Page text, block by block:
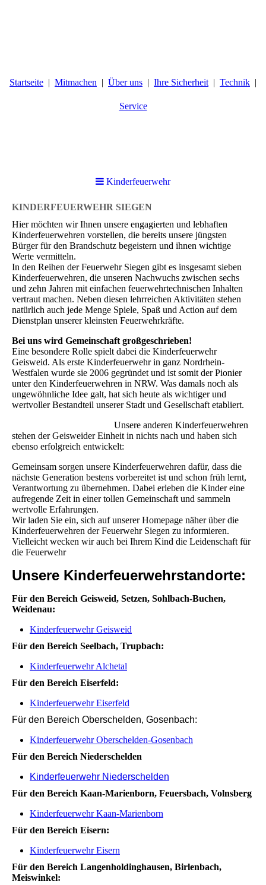
Startseite Mitmachen Über uns Ihre Sicherheit Technik
Service
Kinderfeuerwehr
KINDERFEUERWEHR SIEGEN
Hier möchten wir Ihnen unsere engagierten und lebhaften
Kinderfeuerwehren vorstellen, die bereits unsere jüngsten
Bürger für den Brandschutz begeistern und ihnen wichtige
Werte vermitteln.
In den Reihen der Feuerwehr Siegen gibt es insgesamt sieben
Kinderfeuerwehren, die unseren Nachwuchs zwischen sechs
und zehn Jahren mit einfachen feuerwehrtechnischen Inhalten
vertraut machen. Neben diesen lehrreichen Aktivitäten stehen
natürlich auch jede Menge Spiele, Spaß und Action auf dem
Dienstplan unserer kleinsten Feuerwehrkräfte.
Bei uns wird Gemeinschaft großgeschrieben!
Eine besondere Rolle spielt dabei die Kinderfeuerwehr
Geisweid. Als erste Kinderfeuerwehr in ganz Nordrhein-
Westfalen wurde sie 2006 gegründet und ist somit der Pionier
unter den Kinderfeuerwehren in NRW. Was damals noch als
ungewöhnliche Idee galt, hat sich heute als wichtiger und
wertvoller Bestandteil unserer Stadt und Gesellschaft etabliert.
Unsere anderen Kinderfeuerwehren
stehen der Geisweider Einheit in nichts nach und haben sich
ebenso erfolgreich entwickelt:
Gemeinsam sorgen unsere Kinderfeuerwehren dafür, dass die
nächste Generation bestens vorbereitet ist und schon früh lernt,
Verantwortung zu übernehmen. Dabei erleben die Kinder eine
aufregende Zeit in einer tollen Gemeinschaft und sammeln
wertvolle Erfahrungen.
Wir laden Sie ein, sich auf unserer Homepage näher über die
Kinderfeuerwehren der Feuerwehr Siegen zu informieren.
Vielleicht wecken wir auch bei Ihrem Kind die Leidenschaft für
die Feuerwehr
Unsere Kinderfeuerwehrstandorte:
Für den Bereich Geisweid, Setzen, Sohlbach-Buchen,
Weidenau:
Kinderfeuerwehr Geisweid
Für den Bereich Seelbach, Trupbach:
Kinderfeuerwehr Alchetal
Für den Bereich Eiserfeld:
Kinderfeuerwehr Eiserfeld
Für den Bereich Oberschelden, Gosenbach:
Kinderfeuerwehr Oberschelden-Gosenbach
Für den Bereich Niederschelden
Kinderfeuerwehr Niederschelden
Für den Bereich Kaan-Marienborn, Feuersbach, Volnsberg
Kinderfeuerwehr Kaan-Marienborn
Für den Bereich Eisern:
Kinderfeuerwehr Eisern
Für den Bereich Langenholdinghausen, Birlenbach,
Meiswinkel: